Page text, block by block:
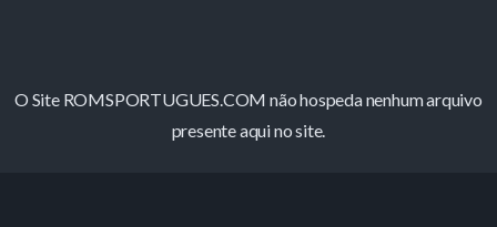
O Site ROMSPORTUGUES.COM não hospeda nenhum arquivo
presente aqui no site.